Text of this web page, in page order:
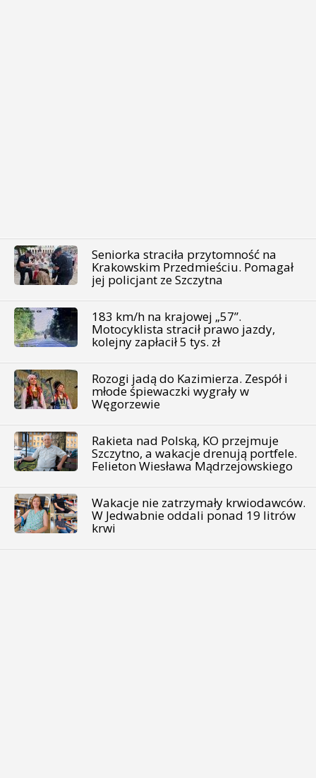
Seniorka straciła przytomność na
Krakowskim Przedmieściu. Pomagał
jej policjant ze Szczytna
183 km/h na krajowej „57”.
Motocyklista stracił prawo jazdy,
kolejny zapłacił 5 tys. zł
Rozogi jadą do Kazimierza. Zespół i
młode śpiewaczki wygrały w
Węgorzewie
Rakieta nad Polską, KO przejmuje
Szczytno, a wakacje drenują portfele.
Felieton Wiesława Mądrzejowskiego
Wakacje nie zatrzymały krwiodawców.
W Jedwabnie oddali ponad 19 litrów
krwi